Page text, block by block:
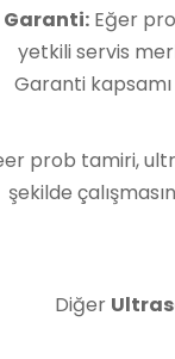
Garanti: Eğer
yetkili servis
Garanti
prob tamiri,
şekilde
Diğer